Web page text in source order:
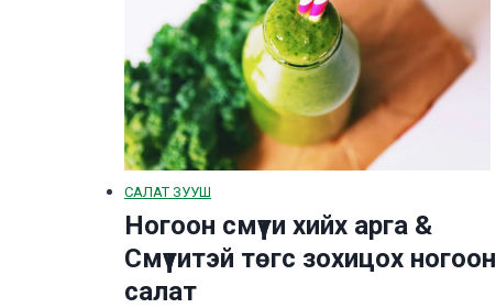
САЛАТ ЗУУШ
Ногоон смүүти хийх арга &
Смүүтитэй төгс зохицох ногоон
салат